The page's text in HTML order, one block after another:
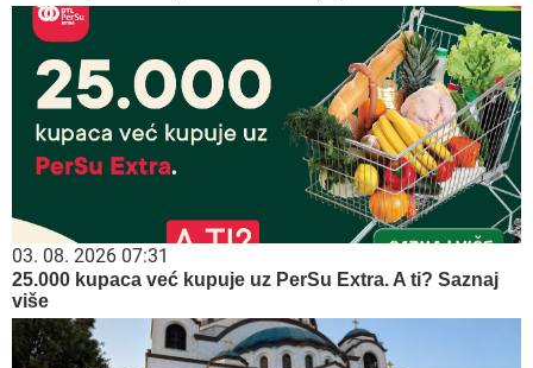
03. 08. 2026 07:31
25.000 kupaca već kupuje uz PerSu Extra. A ti? Saznaj
više